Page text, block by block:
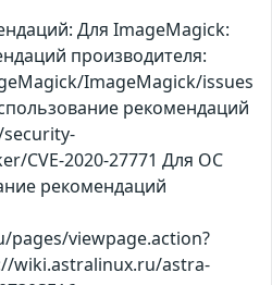
Для ImageMagick:
производителя:
ImageMagick/issues
рекомендаций
CVE-2020-27771 Для ОС
рекомендаций
viewpage.action?
wiki.astralinux.ru/astra-